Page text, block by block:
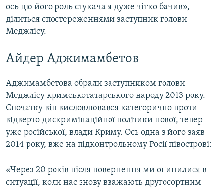
ось цю його роль стукача я дуже чітко бачив», –
ділиться спостереженнями заступник голови
Меджлісу.
Айдер Аджимамбетов
Аджимамбетова обрали заступником голови
Меджлісу кримськотатарського народу 2013 року.
Спочатку він висловлювався категорично проти
відверто дискримінаційної політики нової, тепер
уже російської, влади Криму. Ось одна з його заяв
2014 року, вже на підконтрольному Росії півострові:
«Через 20 років після повернення ми опинилися в
ситуації, коли нас знову вважають другосортним